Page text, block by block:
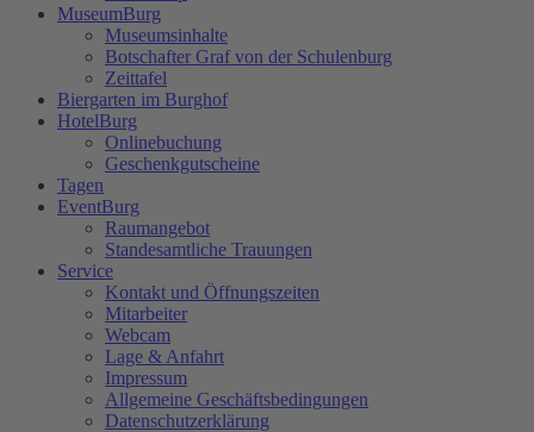
MuseumBurg
Museumsinhalte
Botschafter Graf von der Schulenburg
Zeittafel
Biergarten im Burghof
HotelBurg
Onlinebuchung
Geschenkgutscheine
Tagen
EventBurg
Raumangebot
Standesamtliche Trauungen
Service
Kontakt und Öffnungszeiten
Mitarbeiter
Webcam
Lage & Anfahrt
Impressum
Allgemeine Geschäftsbedingungen
Datenschutzerklärung